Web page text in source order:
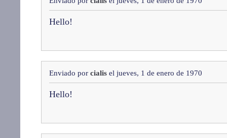
Hello!
Enviado por cialis el jueves, 1 de enero de 1970
Hello!